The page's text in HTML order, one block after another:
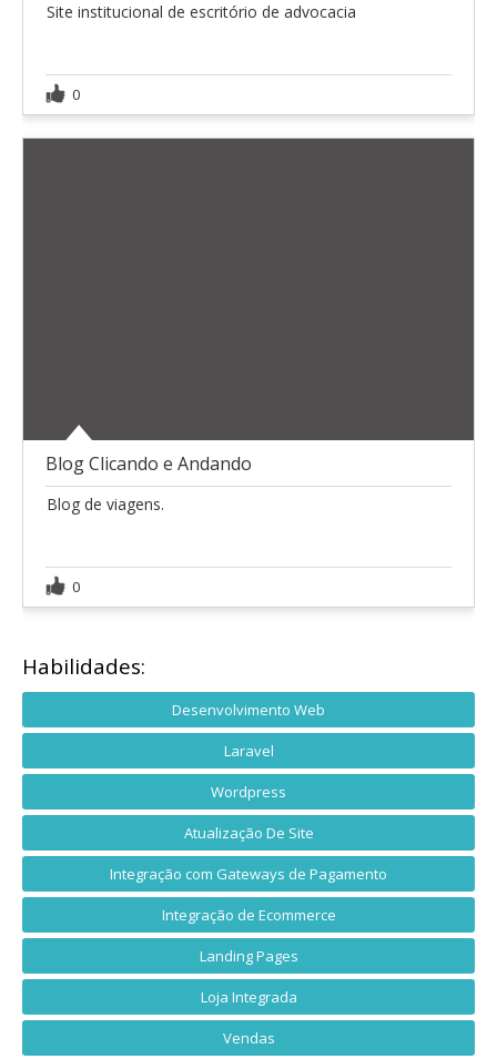
Site institucional de escritório de advocacia
0
Blog Clicando e Andando
Blog de viagens.
0
Habilidades:
Desenvolvimento Web
Laravel
Wordpress
Atualização De Site
Integração com Gateways de Pagamento
Integração de Ecommerce
Landing Pages
Loja Integrada
Vendas